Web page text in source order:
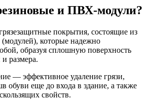
и ПВХ-модули?
покрытия, состоящие из
которые надежно
образуя сплошную поверхность
размера.
— эффективное удаление грязи,
обуви еще до входа в здание, а также
свойств.